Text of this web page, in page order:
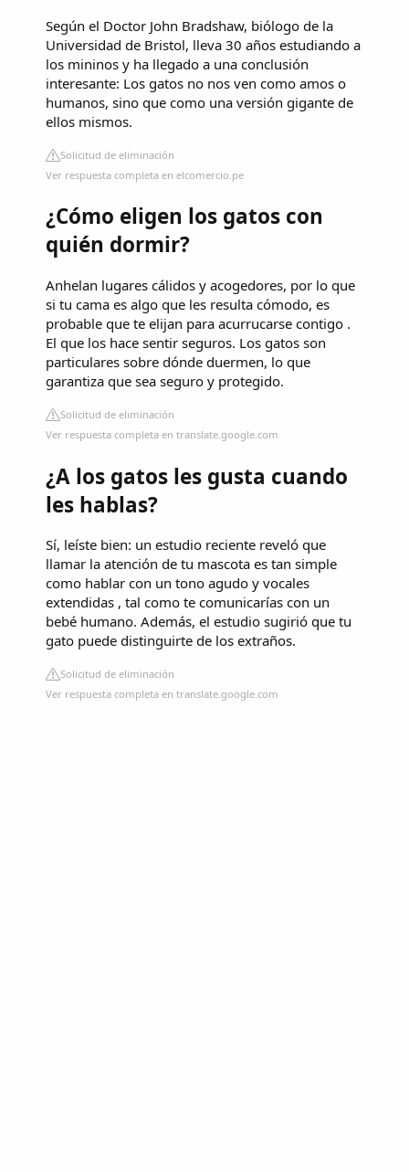
Según el Doctor John Bradshaw, biólogo de la
Universidad de Bristol, lleva 30 años estudiando a
los mininos y ha llegado a una conclusión
interesante: Los gatos no nos ven como amos o
humanos, sino que como una versión gigante de
ellos mismos.
Solicitud de eliminación
Ver respuesta completa en elcomercio.pe
¿Cómo eligen los gatos con
quién dormir?
Anhelan lugares cálidos y acogedores, por lo que
si tu cama es algo que les resulta cómodo, es
probable que te elijan para acurrucarse contigo .
El que los hace sentir seguros. Los gatos son
particulares sobre dónde duermen, lo que
garantiza que sea seguro y protegido.
Solicitud de eliminación
Ver respuesta completa en translate.google.com
¿A los gatos les gusta cuando
les hablas?
Sí, leíste bien: un estudio reciente reveló que
llamar la atención de tu mascota es tan simple
como hablar con un tono agudo y vocales
extendidas , tal como te comunicarías con un
bebé humano. Además, el estudio sugirió que tu
gato puede distinguirte de los extraños.
Solicitud de eliminación
Ver respuesta completa en translate.google.com